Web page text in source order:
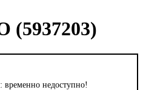
(5937203)
временно недоступно!